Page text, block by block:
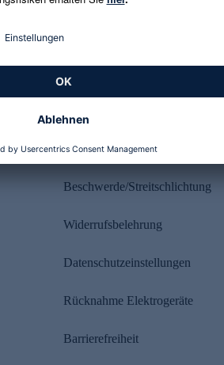
Rechtliches
Beschwerde/Streitschlichtung
Widerrufsbelehrung
Datenschutzeinstellungen
Rücknahme Elektrogeräte
Barrierefreiheit